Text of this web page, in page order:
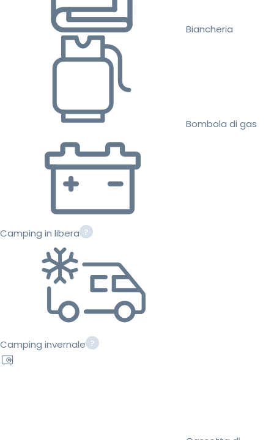
Biancheria
Bombola di gas
Camping in libera
Camping invernale